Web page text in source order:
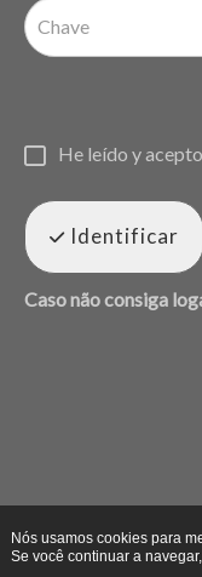
He leído y
Identificar
Caso não consiga
Nós usamos cookies para
Se você continuar a